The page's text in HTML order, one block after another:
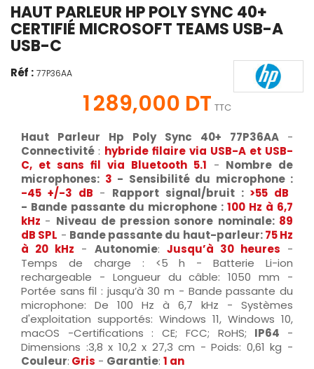
HAUT PARLEUR HP POLY SYNC 40+
CERTIFIÉ MICROSOFT TEAMS USB-A
USB-C
Réf : 77P36AA
1 289,000 DT TTC
Haut Parleur Hp Poly Sync 40+ 77P36AA -
Connectivité : hybride filaire via USB-A et USB-
C, et sans fil via Bluetooth 5.1 - Nombre de
microphones: 3 - Sensibilité du microphone :
-45 +/-3 dB - Rapport signal/bruit : >55 dB
- Bande passante du microphone : 100 Hz à 6,7
kHz - Niveau de pression sonore nominale:89
dB SPL - Bande passante du haut-parleur:75 Hz
à 20 kHz - Autonomie: Jusqu’à 30heures -
Temps de charge : <5 h - Batterie Li-ion
rechargeable - Longueur du câble: 1050 mm -
Portée sans fil : jusqu’à 30 m - Bande passante du
microphone: De 100 Hz à 6,7 kHz - Systèmes
d'exploitation supportés: Windows 11, Windows 10,
macOS -Certifications : CE; FCC; RoHS; IP64
-
Dimensions :3,8 x 10,2 x 27,3 cm - Poids: 0,61 kg -
Couleur: Gris - Garantie: 1 an